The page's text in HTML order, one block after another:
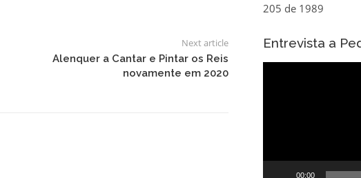
Next article
Alenquer a Cantar e Pintar os Reis
novamente em 2020
205 de 1989
Entrevista a
00:00